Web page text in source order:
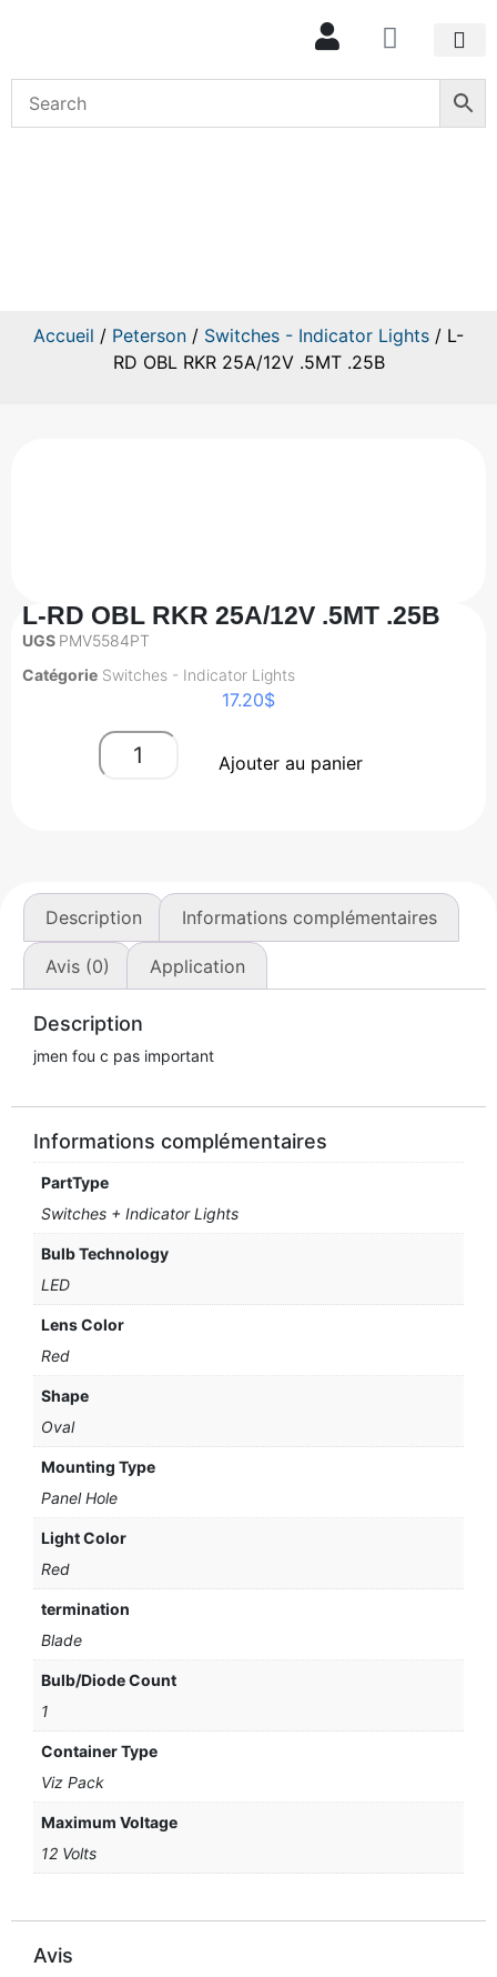
Accueil / Peterson / Switches - Indicator Lights / L-
RD OBL RKR 25A/12V .5MT .25B
L-RD OBL RKR 25A/12V .5MT .25B
UGS PMV5584PT
Catégorie Switches - Indicator Lights
17.20$
Ajouter au panier
Description Informations complémentaires
Avis (0) Application
Description
jmen fou c pas important
Informations complémentaires
PartType
Switches + Indicator Lights
Bulb Technology
LED
Lens Color
Red
Shape
Oval
Mounting Type
Panel Hole
Light Color
Red
termination
Blade
Bulb/Diode Count
1
Container Type
Viz Pack
Maximum Voltage
12 Volts
Avis